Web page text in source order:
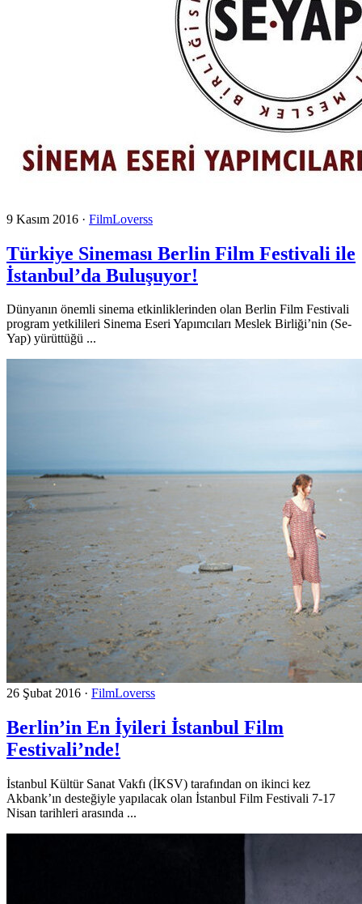
9 Kasım 2016 · FilmLoverss
Türkiye Sineması Berlin Film Festivali ile
İstanbul’da Buluşuyor!
Dünyanın önemli sinema etkinliklerinden olan Berlin Film Festivali
program yetkilileri Sinema Eseri Yapımcıları Meslek Birliği’nin (Se-
Yap) yürüttüğü ...
26 Şubat 2016 · FilmLoverss
Berlin’in En İyileri İstanbul Film
Festivali’nde!
İstanbul Kültür Sanat Vakfı (İKSV) tarafından on ikinci kez
Akbank’ın desteğiyle yapılacak olan İstanbul Film Festivali 7-17
Nisan tarihleri arasında ...